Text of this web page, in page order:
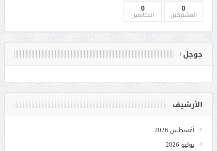
0
المشتركين
0
المتابعين
جوجل+
الأرشيف
أغسطس 2026
يوليو 2026